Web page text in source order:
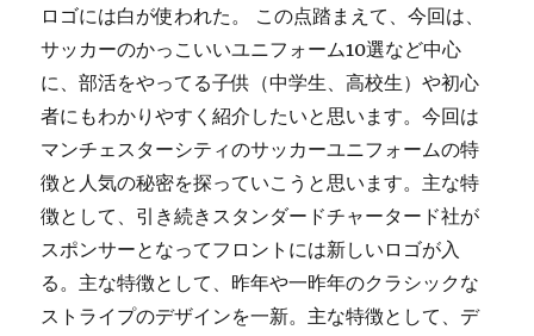
ロゴには白が使われた。 この点踏まえて、今回は、
サッカーのかっこいいユニフォーム10選など中心
に、部活をやってる子供（中学生、高校生）や初心
者にもわかりやすく紹介したいと思います。今回は
マンチェスターシティのサッカーユニフォームの特
徴と人気の秘密を探っていこうと思います。主な特
徴として、引き続きスタンダードチャータード社が
スポンサーとなってフロントには新しいロゴが入
る。主な特徴として、昨年や一昨年のクラシックな
ストライプのデザインを一新。主な特徴として、デ